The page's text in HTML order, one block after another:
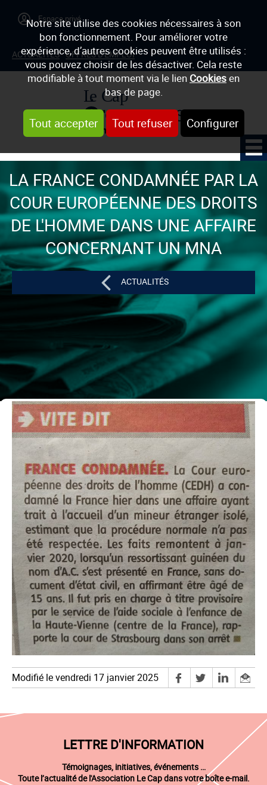
Notre site utilise des cookies nécessaires à son
bon fonctionnement. Pour améliorer votre
expérience, d’autres cookies peuvent être utilisés :
vous pouvez choisir de les désactiver. Cela reste
modifiable à tout moment via le lien Cookiesen
bas de page.
Tout accepter Tout refuser Configurer
ACTUALITÉS OFFRES D'EMPLOI
LA FRANCE CONDAMNÉE PAR LA
COUR EUROPÉENNE DES DROITS
DE L'HOMME DANS UNE AFFAIRE
CONCERNANT UN MNA
ACTUALITÉS
Modifié le vendredi 17 janvier 2025
LETTRE D'INFORMATION
Témoignages, initiatives, événements …
Toute l’actualité de l'Association Le Cap dans votre boîte e-mail.